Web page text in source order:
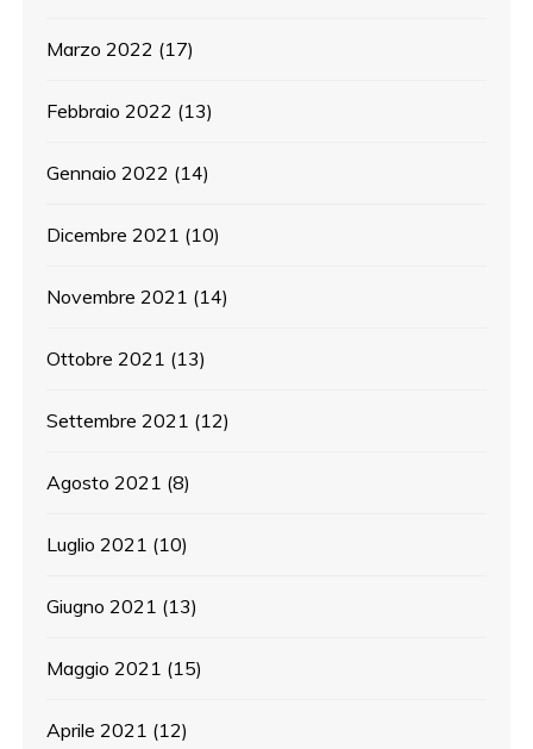
Marzo 2022 (17)
Febbraio 2022 (13)
Gennaio 2022 (14)
Dicembre 2021 (10)
Novembre 2021 (14)
Ottobre 2021 (13)
Settembre 2021 (12)
Agosto 2021 (8)
Luglio 2021 (10)
Giugno 2021 (13)
Maggio 2021 (15)
Aprile 2021 (12)